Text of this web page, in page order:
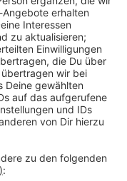
ab dem
Das
wird das
instand gesetzt
soll eine
sind
und im